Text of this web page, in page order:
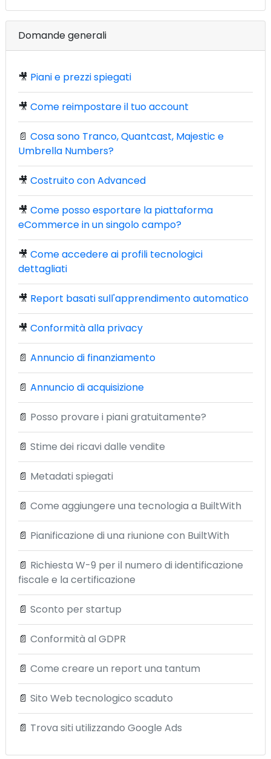
Domande generali
🎥 Piani e prezzi spiegati
🎥 Come reimpostare il tuo account
📄 Cosa sono Tranco, Quantcast, Majestic e
Umbrella Numbers?
🎥 Costruito con Advanced
🎥 Come posso esportare la piattaforma
eCommerce in un singolo campo?
🎥 Come accedere ai profili tecnologici
dettagliati
🎥 Report basati sull'apprendimento automatico
🎥 Conformità alla privacy
📄 Annuncio di finanziamento
📄 Annuncio di acquisizione
📄 Posso provare i piani gratuitamente?
📄 Stime dei ricavi dalle vendite
📄 Metadati spiegati
📄 Come aggiungere una tecnologia a BuiltWith
📄 Pianificazione di una riunione con BuiltWith
📄 Richiesta W-9 per il numero di identificazione
fiscale e la certificazione
📄 Sconto per startup
📄 Conformità al GDPR
📄 Come creare un report una tantum
📄 Sito Web tecnologico scaduto
📄 Trova siti utilizzando Google Ads